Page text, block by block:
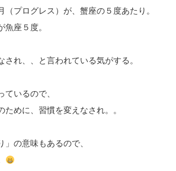
（プログレス）が、蟹座の５度あたり。
座５度。
され、、と言われている気がする。
ているので、
ために、習慣を変えなされ。。
の意味もあるので、